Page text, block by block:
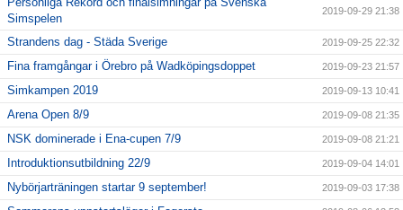
Simspelen
2019-09-29 21:38
Strandens dag - Städa Sverige 2019-09-25 22:32
Fina framgångar i Örebro på Wadköpingsdoppet 2019-09-23 21:57
Simkampen 2019 2019-09-13 10:41
Arena Open 8/9 2019-09-08 21:35
NSK dominerade i Ena-cupen 7/9 2019-09-08 21:21
Introduktionsutbildning 22/9 2019-09-04 14:01
Nybörjarträningen startar 9 september! 2019-09-03 17:38